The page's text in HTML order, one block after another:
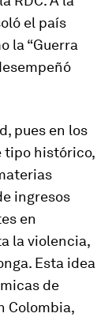
el país
la “Guerra
pues en los
tipo histórico,
ingresos
en
la violencia,
Esta idea
de
Colombia,